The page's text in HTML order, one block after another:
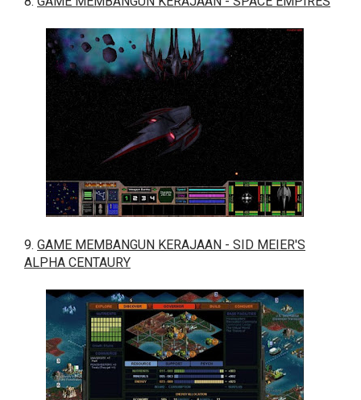
9. GAME MEMBANGUN KERAJAAN - SID MEIER'S
ALPHA CENTAURY